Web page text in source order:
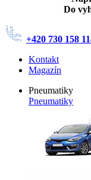
Do
+420 730 158
Kontakt
Magazín
Pneumatiky
Pneumatiky